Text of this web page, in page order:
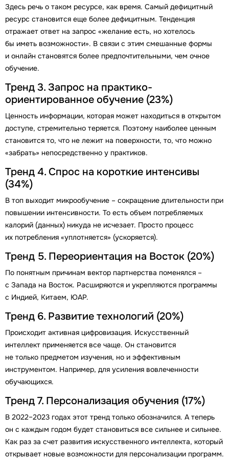
Здесь речь о таком ресурсе, как время. Самый дефицитный
ресурс становится еще более дефицитным. Тенденция
отражает ответ на запрос «желание есть, но хотелось
бы иметь возможности». В связи с этим смешанные формы
и онлайн становятся более предпочтительными, чем очное
обучение.
Тренд 3. Запрос на практико-
ориентированное обучение (23%)
Ценность информации, которая может находиться в открытом
доступе, стремительно теряется. Поэтому наиболее ценным
становится то, что не лежит на поверхности, то, что можно
«забрать» непосредственно у практиков.
Тренд 4. Спрос на короткие интенсивы
(34%)
В топ выходит микрообучение – сокращение длительности при
повышении интенсивности. То есть объем потребляемых
калорий (данных) никуда не исчезает. Просто процесс
их потребления «уплотняется» (ускоряется).
Тренд 5. Переориентация на Восток (20%)
По понятным причинам вектор партнерства поменялся –
с Запада на Восток. Расширяются и укрепляются программы
с Индией, Китаем, ЮАР.
Тренд 6. Развитие технологий (20%)
Происходит активная цифровизация. Искусственный
интеллект применяется все чаще. Он становится
не только предметом изучения, но и эффективным
инструментом. Например, для усиления вовлеченности
обучающихся.
Тренд 7. Персонализация обучения (17%)
В 2022–2023 годах этот тренд только обозначился. А теперь
он с каждым годом будет становиться все сильнее и сильнее.
Как раз за счет развития искусственного интеллекта, который
открывает новые возможности для персонализации программ.